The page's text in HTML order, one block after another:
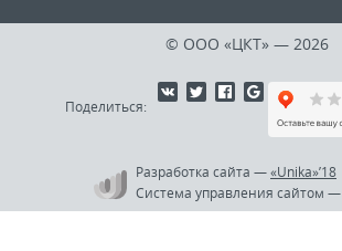
© ООО «ЦКТ» — 2026
Поделиться:
Разработка сайта —«Unika»’18
Система управления сайтом —